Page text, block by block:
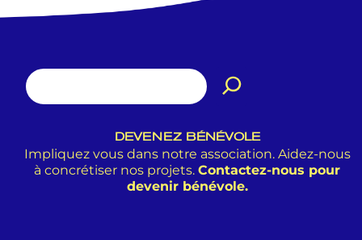
DEVENEZ BÉNÉVOLE
Impliquez vous dans notre association. Aidez-nous
à concrétiser nos projets. Contactez-nous pour
devenir bénévole.